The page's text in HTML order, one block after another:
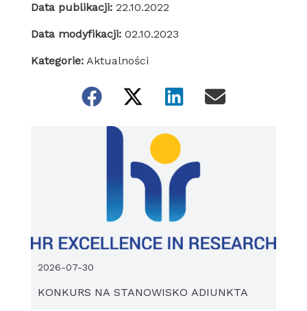
Data publikacji: 22.10.2022
Data modyfikacji: 02.10.2023
Kategorie: Aktualności
KONKURS NA STANOWISKO ADIUNKTA
2026-07-30